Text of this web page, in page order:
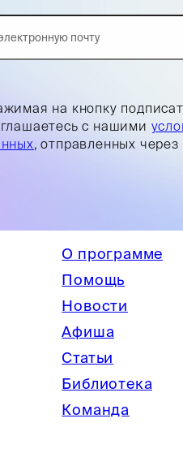
на кнопку
с нашими
, отправленных через
О программе
Помощь
Новости
Афиша
Статьи
Библиотека
Команда